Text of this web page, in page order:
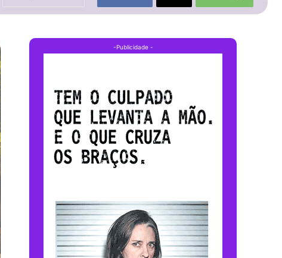
-Publicidade -